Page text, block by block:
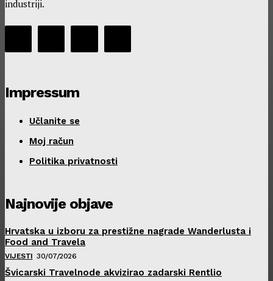
industriji.
Impressum
Učlanite se
Moj račun
Politika privatnosti
Najnovije objave
Hrvatska u izboru za prestižne nagrade Wanderlusta i
Food and Travela
VIJESTI 30/07/2026
Švicarski Travelnode akvizirao zadarski Rentlio